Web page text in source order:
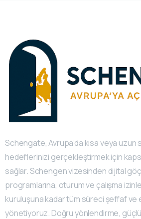
Schengate, Avrupa’da kısa veya uzun
hedeflerinizi gerçekleştirmek için
sağlar. Schengen vizesinden dijital
programlarına, oturum ve çalışma
kuruluşuna kadar tüm süreci şeffaf ve
yönetiyoruz. Doğru yönlendirme,